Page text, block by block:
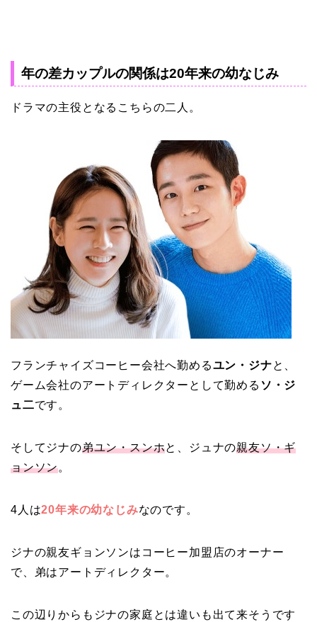
年の差カップルの関係は20年来の幼なじみ
ドラマの主役となるこちらの二人。
フランチャイズコーヒー会社へ勤めるユン・ジナと、
ゲーム会社のアートディレクターとして勤める ソ・ジ
ュ二です。
そしてジナの弟ユン・スンホと、ジュナの親友ソ・ギ
ョンソン。
4人は20年来の幼なじみなのです。
ジナの親友ギョンソンはコーヒー加盟店のオーナー
で、弟はアートディレクター。
この辺りからもジナの家庭とは違いも出て来そうです